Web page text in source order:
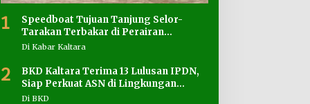
1
Speedboat Tujuan Tanjung Selor-
Tarakan Terbakar di Perairan
Salimbatu
Di Kabar Kaltara
2
BKD Kaltara Terima 13 Lulusan IPDN,
Siap Perkuat ASN di Lingkungan
Pemprov
Di BKD